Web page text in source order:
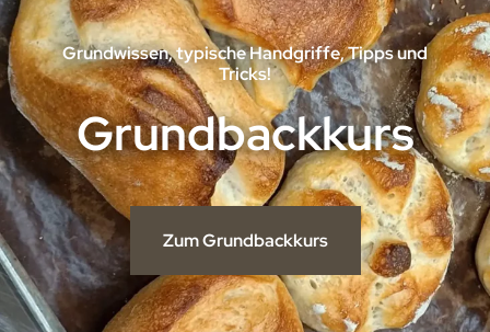
Grundwissen, typische Handgriffe, Tipps und
Tricks!
Grundbackkurs
Zum Grundbackkurs